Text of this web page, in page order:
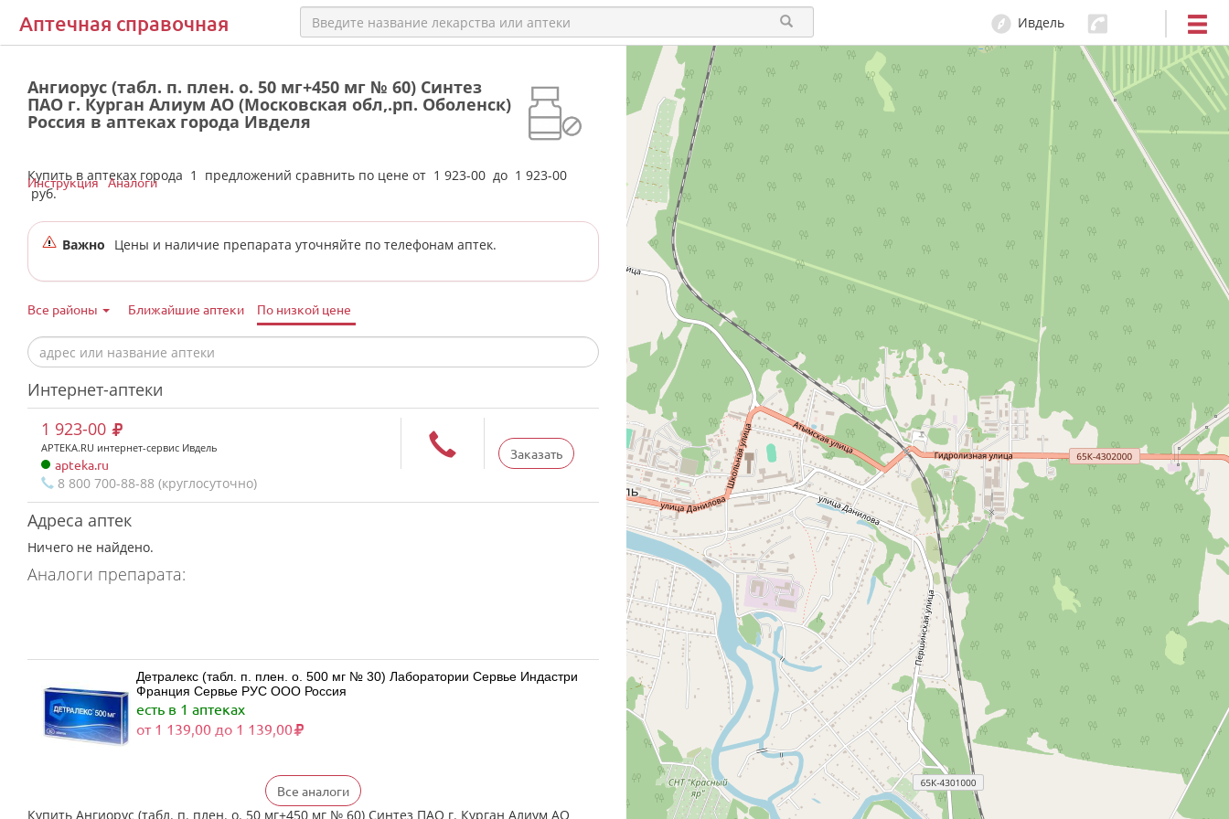
Аптечная справочная Ивдель
Ангиорус (табл. п. плен. о. 50 мг+450 мг № 60) Синтез
ПАО г. Курган Алиум АО (Московская обл,.рп. Оболенск)
Россия в аптеках города Ивделя
Купить в аптеках города 1 предложений сравнить по цене от 1 923-00 до 1 923-00
руб.
Инструкция Аналоги
Важно Цены и наличие препарата уточняйте по телефонам аптек.
Все районы Ближайшие аптеки По низкой цене
Интернет-аптеки
Заказать
1 923-00
APTEKA.RU интернет-сервис Ивдель
apteka.ru
8 800 700-88-88 (круглосуточно)
Адреса аптек
Ничего не найдено.
Аналоги препарата:
Детралекс (табл. п. плен. о. 500 мг № 30) Лаборатории Сервье Индастри
Франция Сервье РУС ООО Россия
есть в 1 аптеках
от 1 139,00 до 1 139,00
Детралекс (табл. п. плен. о. 500 мг № 60) Лаборатории Сервье Индастри
Франция Сервье РУС ООО Россия
Все аналоги
Купить Ангиорус (табл. п. плен. о. 50 мг+450 мг № 60) Синтез ПАО г. Курган Алиум АО